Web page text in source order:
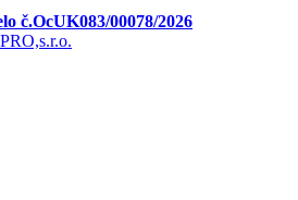
č.OcUK083/00078/2026